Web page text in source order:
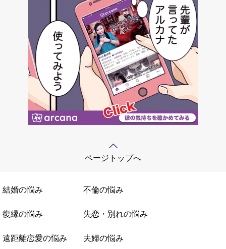
ページトップへ
結婚の悩み 不倫の悩み
復縁の悩み 失恋・別れの悩み
遠距離恋愛の悩み 夫婦の悩み